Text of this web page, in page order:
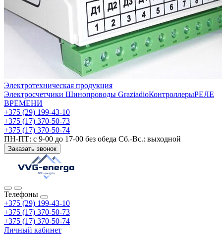
Электротехническая продукция
Электросчетчики Шинопроводы GraziadioКонтроллерыРЕЛЕ
ВРЕМЕНИ
+375 (29) 199-43-10
+375 (17) 370-50-73
+375 (17) 370-50-74
ПН-ПТ: с 9-00 до 17-00 без обеда Сб.-Вс.: выходной
Заказать звонок
Телефоны
+375 (29) 199-43-10
+375 (17) 370-50-73
+375 (17) 370-50-74
Личный кабинет